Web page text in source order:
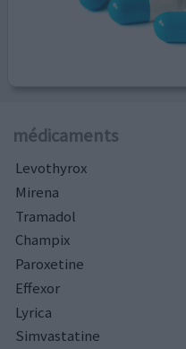
médicaments
Levothyrox
Mirena
Tramadol
Champix
Paroxetine
Effexor
Lyrica
Simvastatine